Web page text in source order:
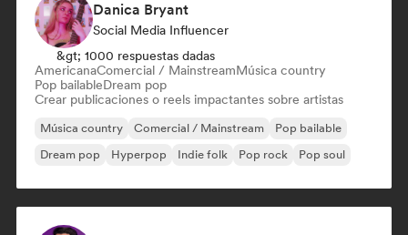
Danica Bryant
Social Media Influencer
&gt; 1000 respuestas dadas
AmericanaComercial / MainstreamMúsica country
Pop bailableDream pop
Crear publicaciones o reels impactantes sobre artistas
Música country Comercial / Mainstream
Pop bailable
Dream pop
Hyperpop Indie folk Pop rock Pop soul